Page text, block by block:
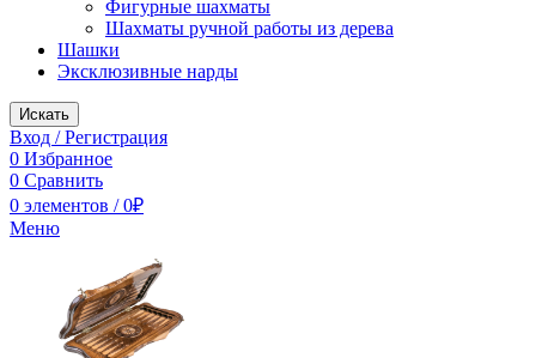
Фигурные шахматы
Шахматы ручной работы из дерева
Шашки
Эксклюзивные нарды
Искать
Вход / Регистрация
0 Избранное
0 Сравнить
0 элементов / 0₽
Меню